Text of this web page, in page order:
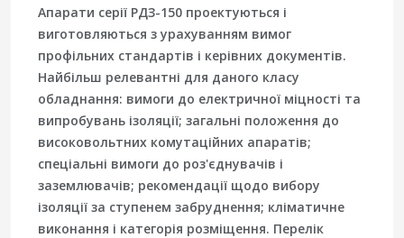
Апарати серії РДЗ-150 проектуються і
виготовляються з урахуванням вимог
профільних стандартів і керівних документів.
Найбільш релевантні для даного класу
обладнання: вимоги до електричної міцності та
випробувань ізоляції; загальні положення до
високовольтних комутаційних апаратів;
спеціальні вимоги до роз'єднувачів і
заземлювачів; рекомендації щодо вибору
ізоляції за ступенем забруднення; кліматичне
виконання і категорія розміщення. Перелік